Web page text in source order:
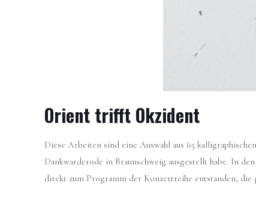
Orient trifft Okzident
Diese Arbeiten sind eine Auswahl aus 65
Dankwarderode in Braunschweig ausgestellt habe. In
direkt zum Programm der Konzertreihe entstanden, die